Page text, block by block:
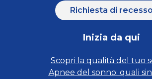
Richiesta di recesso
Inizia da qui
Scopri la qualità del tuo
Apnee del sonno: quali